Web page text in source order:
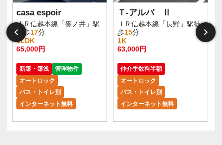
casa espoir
ＪＲ信越本線「篠ノ井」駅
徒歩17分
1LDK
65,000円
新築・築浅
管理物件
オートロック
バス・トイレ別
インターネット無料
Ｔ-アルバ Ⅱ
ＪＲ信越本線「長野」駅徒
歩15分
1K
63,000円
仲介手数料半額
オートロック
バス・トイレ別
インターネット無料